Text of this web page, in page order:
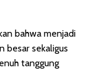
bahwa menjadi
besar sekaligus
tanggung